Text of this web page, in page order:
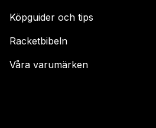
Köpguider och tips
Racketbibeln
Våra varumärken